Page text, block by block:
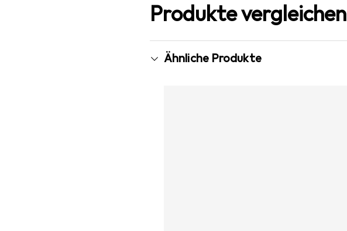
Produkte vergleichen
Ähnliche Produkte